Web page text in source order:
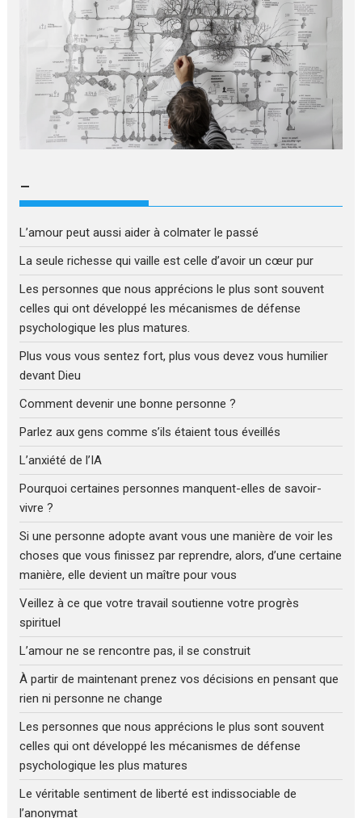
–
L’amour peut aussi aider à colmater le passé
La seule richesse qui vaille est celle d’avoir un cœur pur
Les personnes que nous apprécions le plus sont souvent
celles qui ont développé les mécanismes de défense
psychologique les plus matures.
Plus vous vous sentez fort, plus vous devez vous humilier
devant Dieu
Comment devenir une bonne personne ?
Parlez aux gens comme s’ils étaient tous éveillés
L’anxiété de l’IA
Pourquoi certaines personnes manquent-elles de savoir-
vivre ?
Si une personne adopte avant vous une manière de voir les
choses que vous finissez par reprendre, alors, d’une certaine
manière, elle devient un maître pour vous
Veillez à ce que votre travail soutienne votre progrès
spirituel
L’amour ne se rencontre pas, il se construit
À partir de maintenant prenez vos décisions en pensant que
rien ni personne ne change
Les personnes que nous apprécions le plus sont souvent
celles qui ont développé les mécanismes de défense
psychologique les plus matures
Le véritable sentiment de liberté est indissociable de
l’anonymat